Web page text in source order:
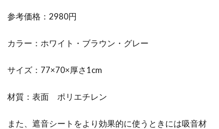
参考価格：2980円
カラー：ホワイト・ブラウン・グレー
サイズ：77×70×厚さ1cm
材質：表面 ポリエチレン
また、遮音シートをより効果的に使うときには吸音材